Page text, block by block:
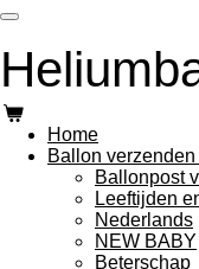
Ga
naar
de
hoofdinhoud
Home
Ballon
Ballonpost
Leeftijden
Nederlands
NEW BABY
Beterschap